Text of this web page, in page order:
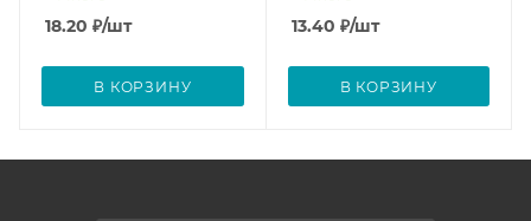
18.20 ₽/шт
В КОРЗИНУ
13.40 ₽/шт
В КОРЗИНУ